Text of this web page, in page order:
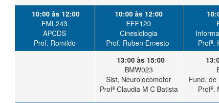
10:00 às 12:00
FML243
APCDS
Prof. Romildo
10:00 às 12:00
EFF120
Cinesiologia
Prof. Ruben Ernesto
Profª.
13:00 às 15:00
BMW023
Sist, Neurolocomotor
Profª Claudia M C Batista
Fund. de
Profº.